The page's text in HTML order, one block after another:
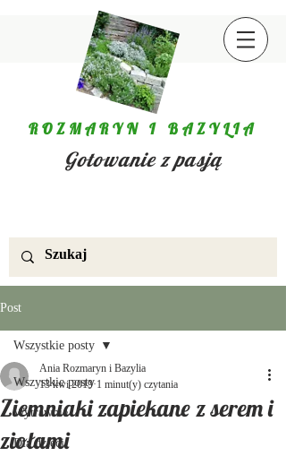
ROZMARYN I BAZYLIA
Gotowanie z pasją
Post
Wszystkie posty
Wytrawnie
Dla dzieci
Wszystkie posty
Ziemniaki zapiekane z serem i
ziołami
Ania Rozmaryn i Bazylia
13 kwi 2019 1 minut(y) czytania